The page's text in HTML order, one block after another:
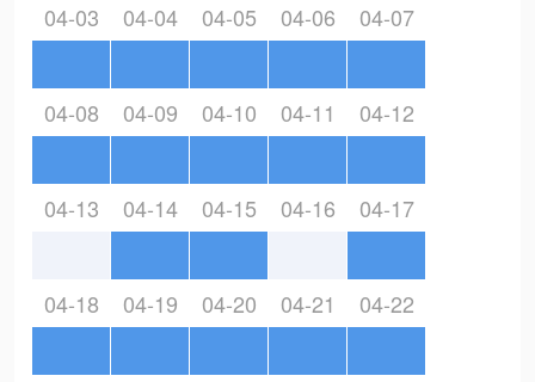
04-03 04-04 04-05 04-06 04-07
04-08 04-09 04-10 04-11 04-12
04-13 04-14 04-15 04-16 04-17
04-18 04-19 04-20 04-21 04-22